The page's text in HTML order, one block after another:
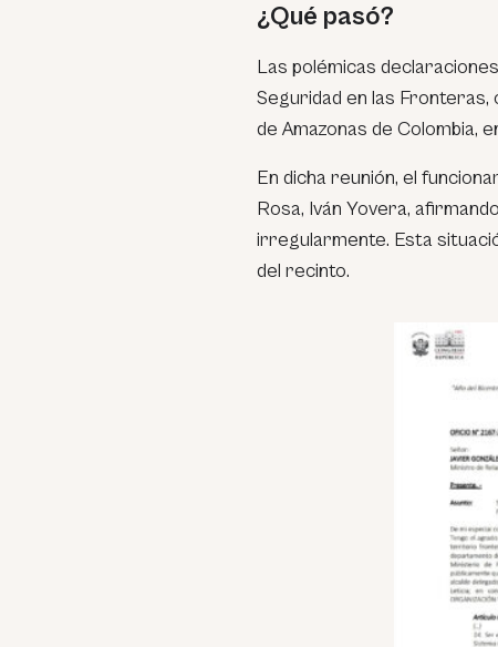
¿Qué pasó?
Las polémicas
Seguridad en las
de Amazonas de Colombia,
En dicha reunión, el
Rosa, Iván Yovera,
irregularmente. Esta
del recinto.